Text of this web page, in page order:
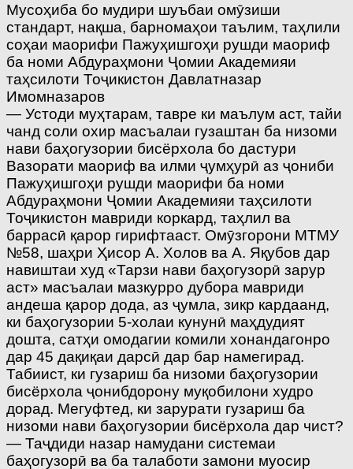
Мусоҳиба бо мудири шуъбаи омӯзиши
стандарт, нақша, барномаҳои таълим, таҳлили
соҳаи маорифи Пажуҳишгоҳи рушди маориф
ба номи Абдураҳмони Ҷомии Академияи
таҳсилоти Тоҷикистон Давлатназар
Имомназаров
— Устоди муҳтарам, тавре ки маълум аст, тайи
чанд соли охир масъалаи гузаштан ба низоми
нави баҳогузории бисёрхола бо дастури
Вазорати маориф ва илми ҷумҳурӣ аз ҷониби
Пажуҳишгоҳи рушди маорифи ба номи
Абдураҳмони Ҷомии Академияи таҳсилоти
Тоҷикистон мавриди коркард, таҳлил ва
баррасӣ қарор гирифтааст. Омӯзгорони МТМУ
№58, шаҳри Ҳисор А. Холов ва А. Яқубов дар
навиштаи худ «Тарзи нави баҳогузорӣ зарур
аст» масъалаи мазкурро дубора мавриди
андеша қарор дода, аз ҷумла, зикр кардаанд,
ки баҳогузории 5-холаи кунунӣ маҳдудият
дошта, сатҳи омодагии комили хонандагонро
дар 45 дақиқаи дарсӣ дар бар намегирад.
Табиист, ки гузариш ба низоми баҳогузории
бисёрхола ҷонибдорону муқобилони худро
дорад. Мегуфтед, ки зарурати гузариш ба
низоми нави баҳогузории бисёрхола дар чист?
— Таҷдиди назар намудани системаи
баҳогузорӣ ва ба талаботи замони муосир